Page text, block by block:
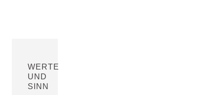
WERTE
UND
SINN